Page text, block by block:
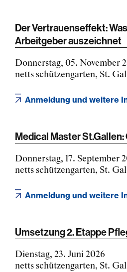
Der Vertrauenseffekt:
Arbeitgeber auszeichnet
Donnerstag, 05. November
netts schützengarten, St.
Anmeldung und weitere
Medical Master St.Gallen:
Donnerstag, 17. September
netts schützengarten, St.
Anmeldung und weitere
Umsetzung 2. Etappe
Dienstag, 23. Juni 2026
netts schützengarten, St.